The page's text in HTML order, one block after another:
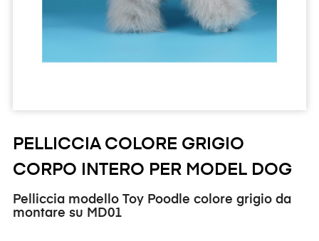
PELLICCIA COLORE GRIGIO
CORPO INTERO PER MODEL DOG
Pelliccia modello Toy Poodle colore grigio da
montare su MD01